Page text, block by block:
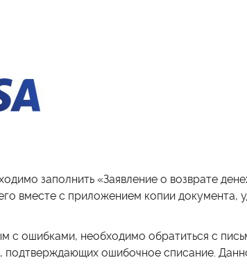
заполнить «Заявление о возврате
вместе с приложением копии документа,
с ошибками, необходимо обратиться с
ошибочное списание.